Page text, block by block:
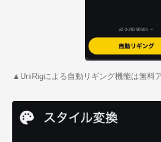
▲UniRigによる自動リギング機能は無料